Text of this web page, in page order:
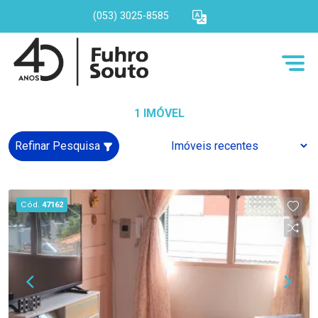
(053) 3025-8585
1 IMÓVEL
Refinar Pesquisa
Cód. 47162